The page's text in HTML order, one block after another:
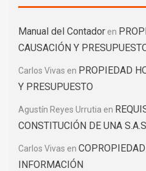
Manual del Contador en
CAUSACIÓN Y
Carlos Vivas en PROPIEDAD
Y PRESUPUESTO
Agustín Reyes Urrutia en
CONSTITUCIÓN DE UNA
Carlos Vivas en
INFORMACIÓN